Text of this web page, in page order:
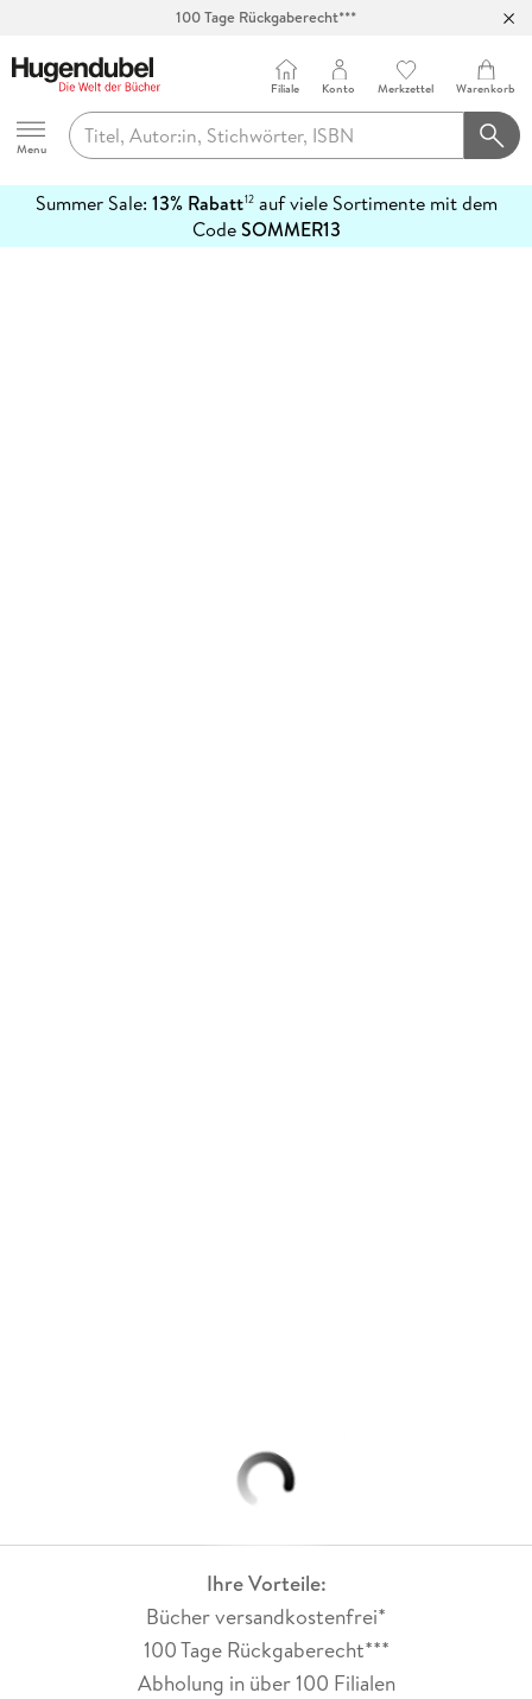
100 Tage Rückgaberecht***
Hugendubel
Menu
Filiale Konto Merkzettel Warenkorb
Summer Sale: 13% Rabatt12auf viele Sortimente mit dem
CodeSOMMER13
erfahren
Ihre Vorteile:
Bücher versandkostenfrei*
100 Tage Rückgaberecht***
Abholung in über 100 Filialen